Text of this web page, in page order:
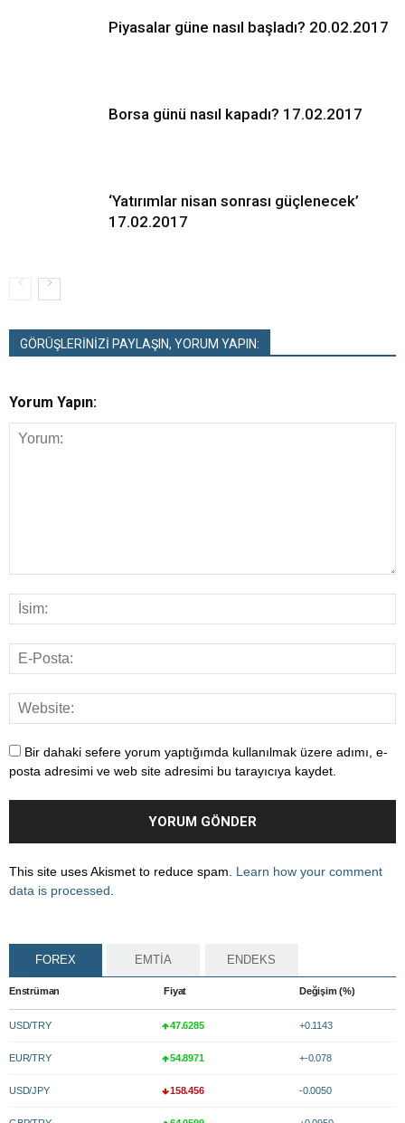
Piyasalar güne nasıl başladı? 20.02.2017
Borsa günü nasıl kapadı? 17.02.2017
‘Yatırımlar nisan sonrası güçlenecek’
17.02.2017
GÖRÜŞLERİNİZİ PAYLAŞIN, YORUM YAPIN:
Yorum Yapın:
Bir dahaki sefere yorum yaptığımda kullanılmak üzere adımı, e-
posta adresimi ve web site adresimi bu tarayıcıya kaydet.
This site uses Akismet to reduce spam. Learn how your comment
data is processed
FOREX EMTİA ENDEKS
Enstrüman Fiyat Değişim (%)
USD/TRY 47.6285 +0.1143
EUR/TRY 54.8971 +-0.078
USD/JPY 158.456 -0.0050